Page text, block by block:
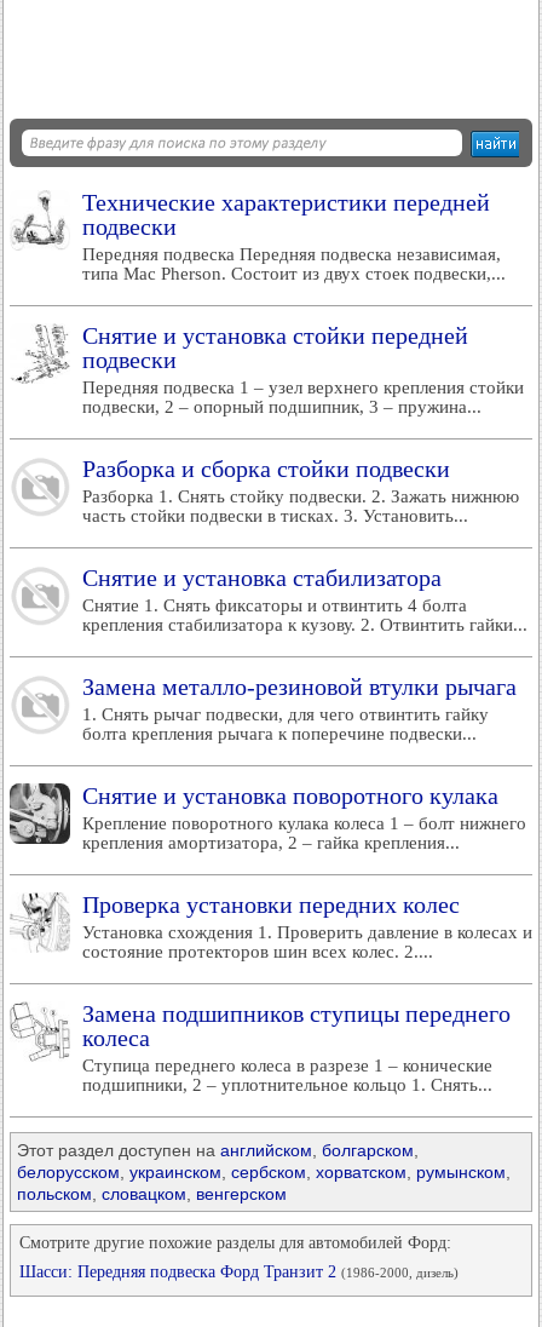
Технические характеристики передней
подвески
Передняя подвеска Передняя подвеска независимая,
типа Mac Pherson. Состоит из двух стоек подвески,...
Снятие и установка стойки передней
подвески
Передняя подвеска 1 – узел верхнего крепления стойки
подвески, 2 – опорный подшипник, 3 – пружина...
Разборка и сборка стойки подвески
Разборка 1. Снять стойку подвески. 2. Зажать нижнюю
часть стойки подвески в тисках. 3. Установить...
Снятие и установка стабилизатора
Снятие 1. Снять фиксаторы и отвинтить 4 болта
крепления стабилизатора к кузову. 2. Отвинтить гайки...
Замена металло-резиновой втулки рычага
1. Снять рычаг подвески, для чего отвинтить гайку
болта крепления рычага к поперечине подвески...
Снятие и установка поворотного кулака
Крепление поворотного кулака колеса 1 – болт нижнего
крепления амортизатора, 2 – гайка крепления...
Проверка установки передних колес
Установка схождения 1. Проверить давление в колесах и
состояние протекторов шин всех колес. 2....
Замена подшипников ступицы переднего
колеса
Ступица переднего колеса в разрезе 1 – конические
подшипники, 2 – уплотнительное кольцо 1. Снять...
Этот раздел доступен на английском болгарском
белорусском украинском сербском хорватском румынском
польском словацком венгерском
Смотрите другие похожие разделы для автомобилей Форд:
Шасси: Передняя подвеска Форд Транзит 2 (1986-2000, дизель)